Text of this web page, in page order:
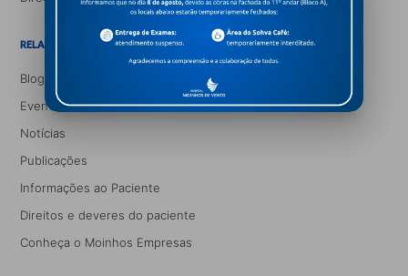
RELACIONAMENTO E INFORMAÇÃO
Blog Saúde e Você
Eventos
Notícias
Publicações
Informações ao Paciente
Direitos e deveres do paciente
Conheça o Moinhos Empresas